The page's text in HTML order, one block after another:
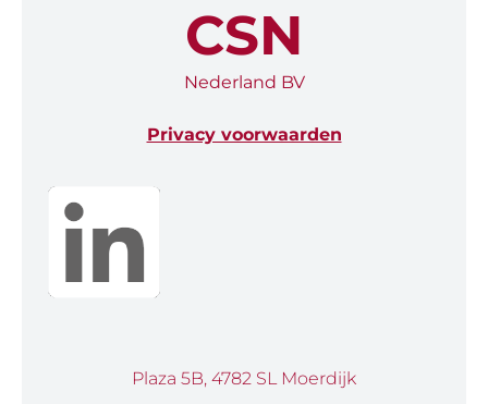
CSN
Nederland BV
Privacy voorwaarden
Plaza 5B, 4782 SL Moerdijk